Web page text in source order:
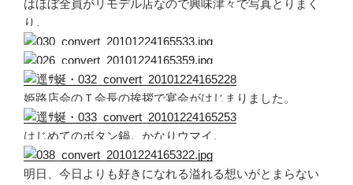
はほぼ全員がリモデル店なので興味津々で写真とりまく
り。
姫路店会のＴ会長の挨拶で宴会がはじまりました。
はじめてのボタン鍋。かなりウマイ。
明日、今日よりも好きになれる溢れる想いがとまらない